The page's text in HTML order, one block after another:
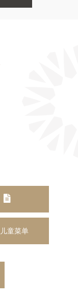
儿童菜单